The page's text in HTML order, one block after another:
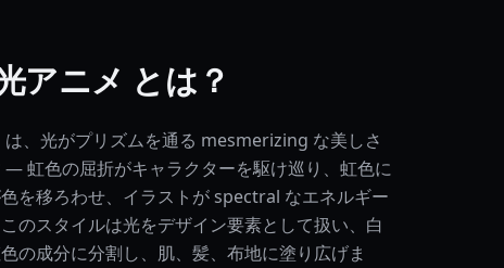
アニメ とは？
は、光がプリズムを通る mesmerizing な美しさ
— 虹色の屈折がキャラクターを駆け巡り、虹色に
を移ろわせ、イラストが spectral なエネルギー
のスタイルは光をデザイン要素として扱い、白
の成分に分割し、肌、髪、布地に塗り広げま